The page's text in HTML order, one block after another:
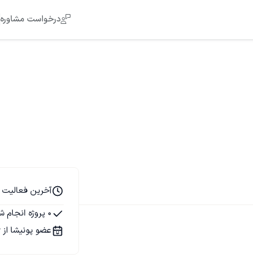
درخواست مشاوره
آخرین فعالیت 27 شهریور 1404
0 پروژه انجام شده
عضو پونیشا از 26 شهریور 1404